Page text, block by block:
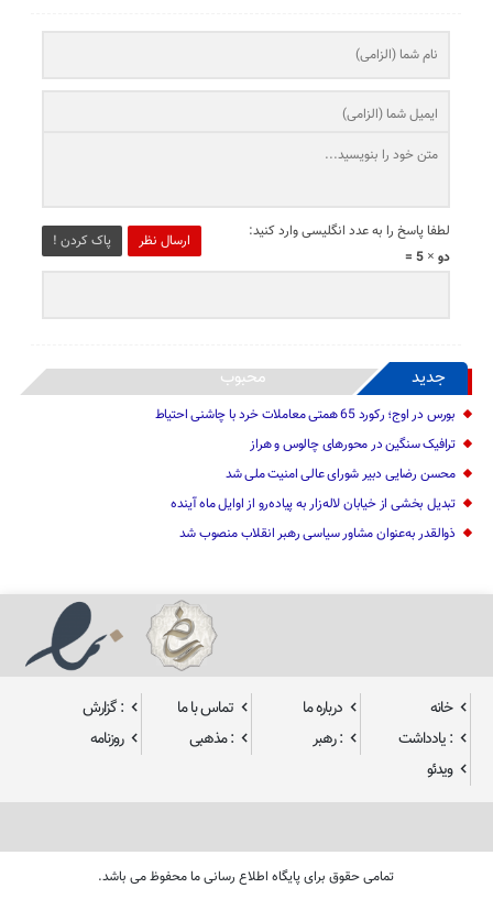
ارسال نظر پاک کردن !
لطفا پاسخ را به عدد انگلیسی وارد کنید:
دو × 5 =
جدید محبوب
بورس در اوج؛ رکورد 65 همتی معاملات خرد با چاشنی احتیاط
ترافیک سنگین در محورهای چالوس و هراز
محسن رضایی دبیر شورای عالی امنیت ملی شد
تبدیل بخشی از خیابان لاله‌زار به پیاده‌رو از اوایل ماه آینده
ذوالقدر به‌عنوان مشاور سیاسی رهبر انقلاب منصوب شد
خانه درباره ما تماس با ما
: گزارش
: یادداشت
: رهبر : مذهبی
روزنامه
ویدئو
تمامی حقوق برای پایگاه اطلاع رسانی ما محفوظ می باشد.